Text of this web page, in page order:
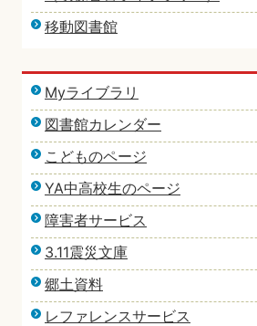
移動図書館
Myライブラリ
図書館カレンダー
こどものページ
YA中高校生のページ
障害者サービス
3.11震災文庫
郷土資料
レファレンスサービス